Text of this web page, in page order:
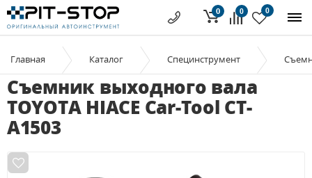
0 0
0
Главная Каталог Специнструмент
Съемник выходного вала
TOYOTA HIACE Car-Tool CT-
A1503